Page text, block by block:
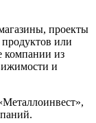
проекты
или
компании из
и